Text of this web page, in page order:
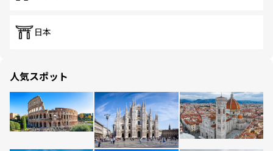
日本
人気スポット